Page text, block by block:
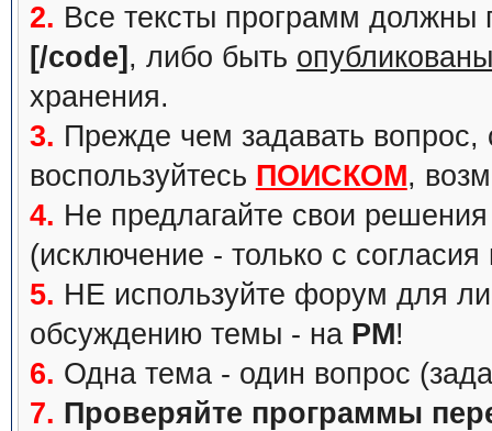
2. Все тексты программ должны
[/code] , либо быть
хранения.
3. Прежде чем задавать вопрос,
воспользуйтесь ПОИСКОМ,
4. Не предлагайте свои
(исключение - только с
5. НЕ используйте форум для
обсуждению темы - на PM!
6. Одна тема - один вопрос
7. Проверяйте программы